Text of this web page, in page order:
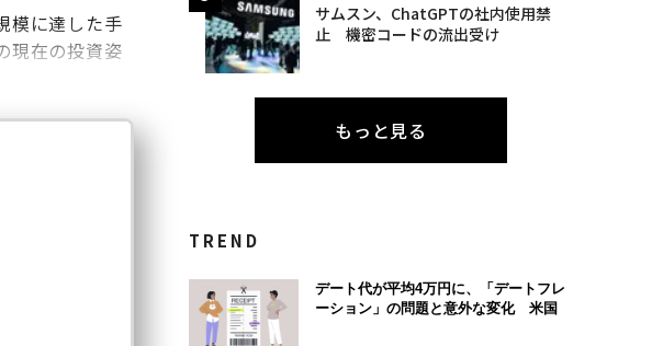
模に達した手
現在の投資姿
サムスン、ChatGPTの社内使用禁
止 機密コードの流出受け
もっと見る
TREND
デート代が平均4万円に、「デートフレ
ーション」の問題と意外な変化 米国